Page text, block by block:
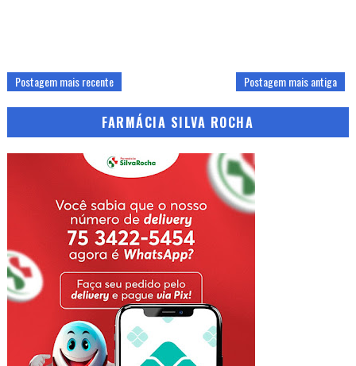
Postagem mais recente Postagem mais antiga
FARMÁCIA SILVA ROCHA